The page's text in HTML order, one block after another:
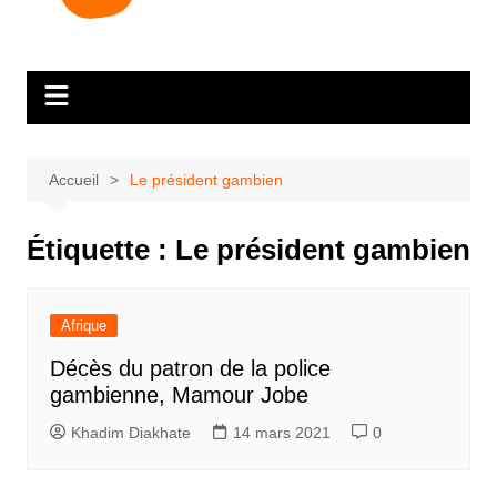
Accueil Le président gambien
Étiquette : Le président gambien
Afrique
Décès du patron de la police
gambienne, Mamour Jobe
Khadim Diakhate 14 mars 2021 0